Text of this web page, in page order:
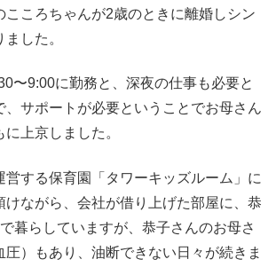
こころちゃんが2歳のときに離婚しシン
した。
〜9:00に勤務と、深夜の仕事も必要と
、サポートが必要ということでお母さん
上京しました。
営する保育園「タワーキッズルーム」に
けながら、会社が借り上げた部屋に、恭
暮らしていますが、恭子さんのお母さ
圧）もあり、油断できない日々が続きま